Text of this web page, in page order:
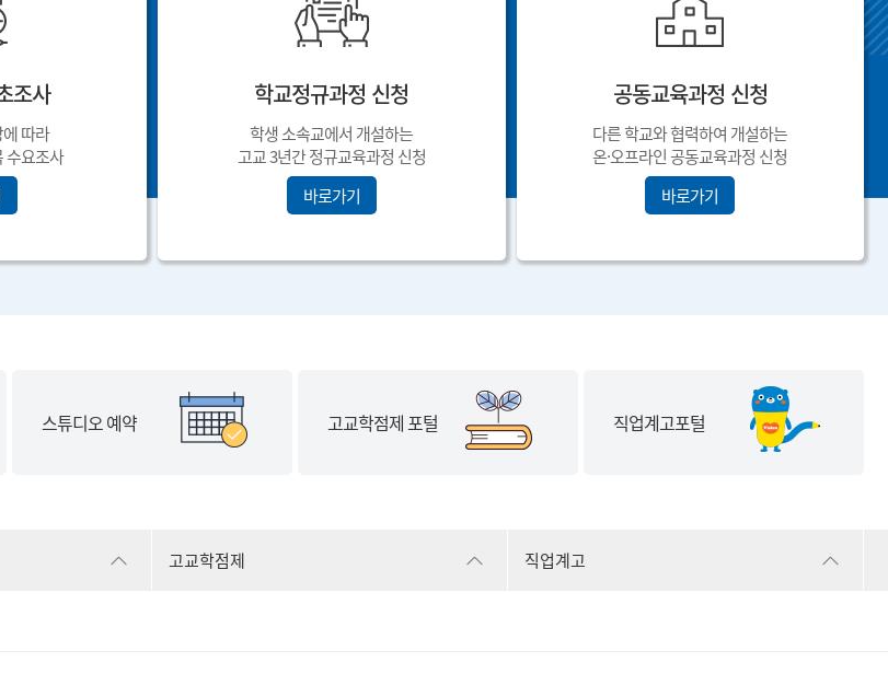
조사
따라
수요조사
학교정규과정 신청
학생 소속교에서 개설하는
고교 3년간 정규교육과정 신청
바로가기
공동교육과정 신청
다른 학교와 협력하여 개설하는
온·오프라인 공동교육과정 신청
바로가기
스튜디오 예약 고교학점제 포털 직업계고포털
고교학점제 직업계고